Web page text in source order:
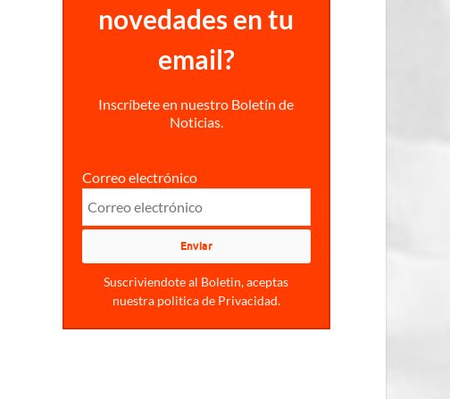
novedades en tu
email?
Inscríbete en nuestro Boletín de
Noticias.
Correo electrónico
Suscriviendote al Boletin, aceptas
nuestra politica de Privacidad.